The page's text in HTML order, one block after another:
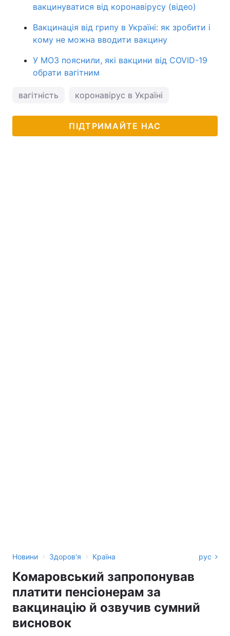
вакцинуватися від коронавірусу (відео)
Вакцинація від грипу в Україні: як зробити і
кому не можна вводити вакцину
У МОЗ пояснили, які вакцини від COVID-19
обрати вагітним
вагітність коронавірус в Україні
ПІДТРИМАЙТЕ НАС
Новини › Здоров'я › Країна рус
Комаровський запропонував
платити пенсіонерам за
вакцинацію й озвучив сумний
висновок